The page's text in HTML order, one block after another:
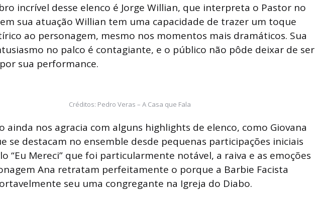
incrível desse elenco é Jorge Willian, que interpreta o Pastor no
sua atuação Willian tem uma capacidade de trazer um toque
ao personagem, mesmo nos momentos mais dramáticos. Sua
no palco é contagiante, e o público não pôde deixar de ser
sua performance.
Créditos: Pedro Veras – A Casa que Fala
ainda nos agracia com alguns highlights de elenco, como Giovana
se destacam no ensemble desde pequenas participações iniciais
“Eu Mereci” que foi particularmente notável, a raiva e as emoções
Ana retratam perfeitamente o porque a Barbie Facista
seu uma congregante na Igreja do Diabo.